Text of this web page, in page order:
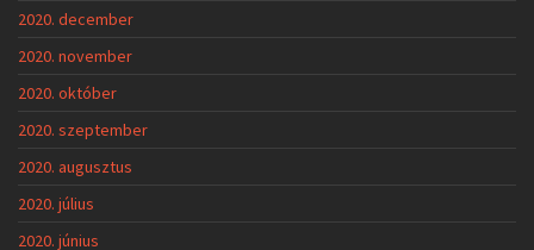
2020. december
2020. november
2020. október
2020. szeptember
2020. augusztus
2020. július
2020. június